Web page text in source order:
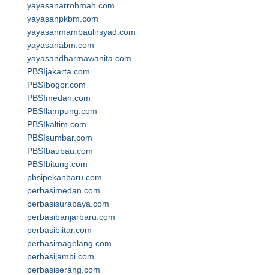
yayasanarrohmah.com
yayasanpkbm.com
yayasanmambaulirsyad.com
yayasanabm.com
yayasandharmawanita.com
PBSIjakarta.com
PBSIbogor.com
PBSImedan.com
PBSIlampung.com
PBSIkaltim.com
PBSIsumbar.com
PBSIbaubau.com
PBSIbitung.com
pbsipekanbaru.com
perbasimedan.com
perbasisurabaya.com
perbasibanjarbaru.com
perbasiblitar.com
perbasimagelang.com
perbasijambi.com
perbasiserang.com